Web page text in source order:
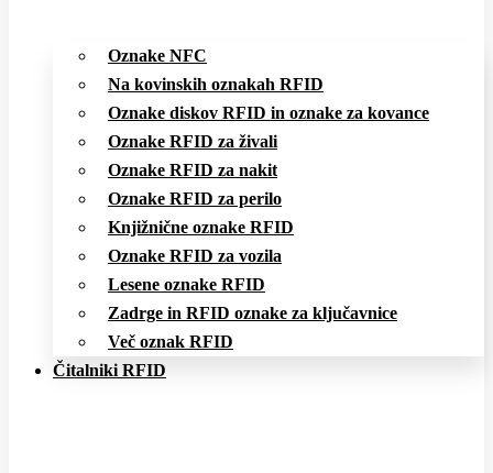
Oznake NFC
Na kovinskih oznakah RFID
Oznake diskov RFID in oznake za kovance
Oznake RFID za živali
Oznake RFID za nakit
Oznake RFID za perilo
Knjižnične oznake RFID
Oznake RFID za vozila
Lesene oznake RFID
Zadrge in RFID oznake za ključavnice
Več oznak RFID
Čitalniki RFID